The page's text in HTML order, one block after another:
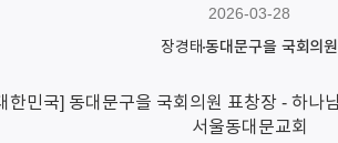
2026-03-28
장경태동대문구을 국회의원